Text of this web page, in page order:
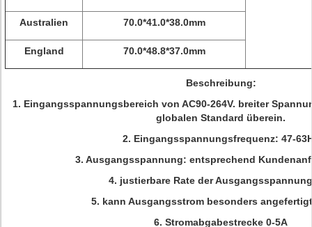
Australien 70.0*41.0*38.0mm
England 70.0*48.8*37.0mm
Beschreibung:
1. Eingangsspannungsbereich von AC90-264V. breiter
globalen Standard überein.
2. Eingangsspannungsfrequenz: 47-
3. Ausgangsspannung: entsprechend
4. justierbare Rate der
5. kann Ausgangsstrom besonders
6. Stromabgabestrecke 0-5A